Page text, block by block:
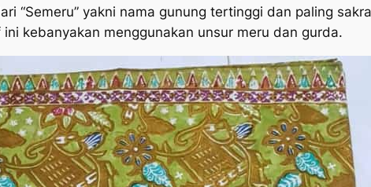
“Semeru” yakni nama gunung tertinggi dan paling
kebanyakan menggunakan unsur meru dan gurda.